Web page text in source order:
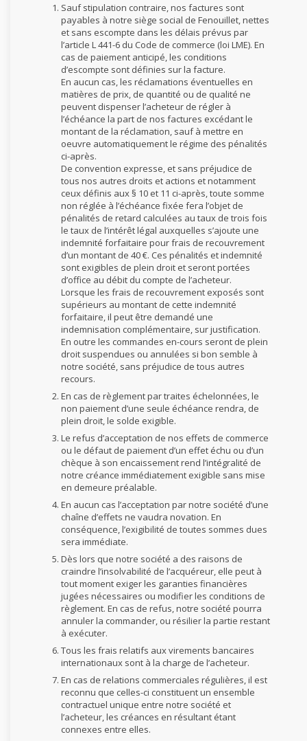
Sauf stipulation contraire, nos factures sont
payables à notre siège social de Fenouillet, nettes
et sans escompte dans les délais prévus par
l’article L 441-6 du Code de commerce (loi LME). En
cas de paiement anticipé, les conditions
d’escompte sont définies sur la facture.
En aucun cas, les réclamations éventuelles en
matières de prix, de quantité ou de qualité ne
peuvent dispenser l’acheteur de régler à
l’échéance la part de nos factures excédant le
montant de la réclamation, sauf à mettre en
oeuvre automatiquement le régime des pénalités
ci-après.
De convention expresse, et sans préjudice de
tous nos autres droits et actions et notamment
ceux définis aux § 10 et 11 ci-après, toute somme
non réglée à l’échéance fixée fera l’objet de
pénalités de retard calculées au taux de trois fois
le taux de l’intérêt légal auxquelles s’ajoute une
indemnité forfaitaire pour frais de recouvrement
d’un montant de 40 €. Ces pénalités et indemnité
sont exigibles de plein droit et seront portées
d’office au débit du compte de l’acheteur.
Lorsque les frais de recouvrement exposés sont
supérieurs au montant de cette indemnité
forfaitaire, il peut être demandé une
indemnisation complémentaire, sur justification.
En outre les commandes en-cours seront de plein
droit suspendues ou annulées si bon semble à
notre société, sans préjudice de tous autres
recours.
En cas de règlement par traites échelonnées, le
non paiement d’une seule échéance rendra, de
plein droit, le solde exigible.
Le refus d’acceptation de nos effets de commerce
ou le défaut de paiement d’un effet échu ou d’un
chèque à son encaissement rend l’intégralité de
notre créance immédiatement exigible sans mise
en demeure préalable.
En aucun cas l’acceptation par notre société d’une
chaîne d’effets ne vaudra novation. En
conséquence, l’exigibilité de toutes sommes dues
sera immédiate.
Dès lors que notre société a des raisons de
craindre l’insolvabilité de l’acquéreur, elle peut à
tout moment exiger les garanties financières
jugées nécessaires ou modifier les conditions de
règlement. En cas de refus, notre société pourra
annuler la commander, ou résilier la partie restant
à exécuter.
Tous les frais relatifs aux virements bancaires
internationaux sont à la charge de l’acheteur.
En cas de relations commerciales régulières, il est
reconnu que celles-ci constituent un ensemble
contractuel unique entre notre société et
l’acheteur, les créances en résultant étant
connexes entre elles.